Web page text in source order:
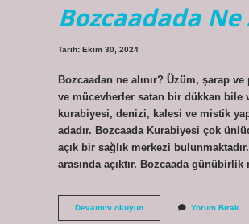
Bozcaadada Ne
Tarih: Ekim 30, 2024
Bozcaadan ne alınır? Üzüm, şarap
ve mücevherler satan bir dükkan bile
kurabiyesi, denizi, kalesi ve mistik
adadır. Bozcaada Kurabiyesi çok
açık bir sağlık merkezi
arasında açıktır. Bozcaada
Devamını okuyunBozcaadada
Ne
Yorum Bırak